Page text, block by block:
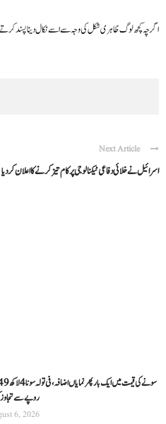
اگرچہ کچھ لوگ ظاہری شکل کی وجہ سے اسے نکال دینا پسند
Next Article
اسرائیل نے خلائی دفاعی ٹیکنالوجی پر کام تیز کرنے کا اعلان کردیا
روپے سے تجاوز
6, 2026